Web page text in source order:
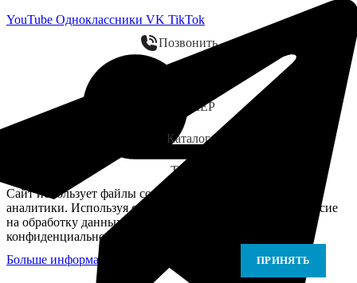
YouTube Одноклассники VK TikTok
Позвонить
ЗАМЕР
Каталог
Telegram
Сайт использует файлы cookie для персонализации и
аналитики. Используя сайт, вы подтверждаете своё согласие
на обработку данных в соответствии с Политикой
конфиденциальности.
Больше информации
ПРИНЯТЬ